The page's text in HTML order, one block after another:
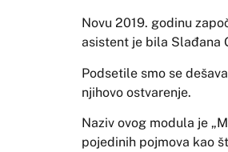
Novu 2019. godinu
asistent je bila Slađana
Podsetile smo se
njihovo ostvarenje.
Naziv ovog modula je
pojedinih pojmova kao